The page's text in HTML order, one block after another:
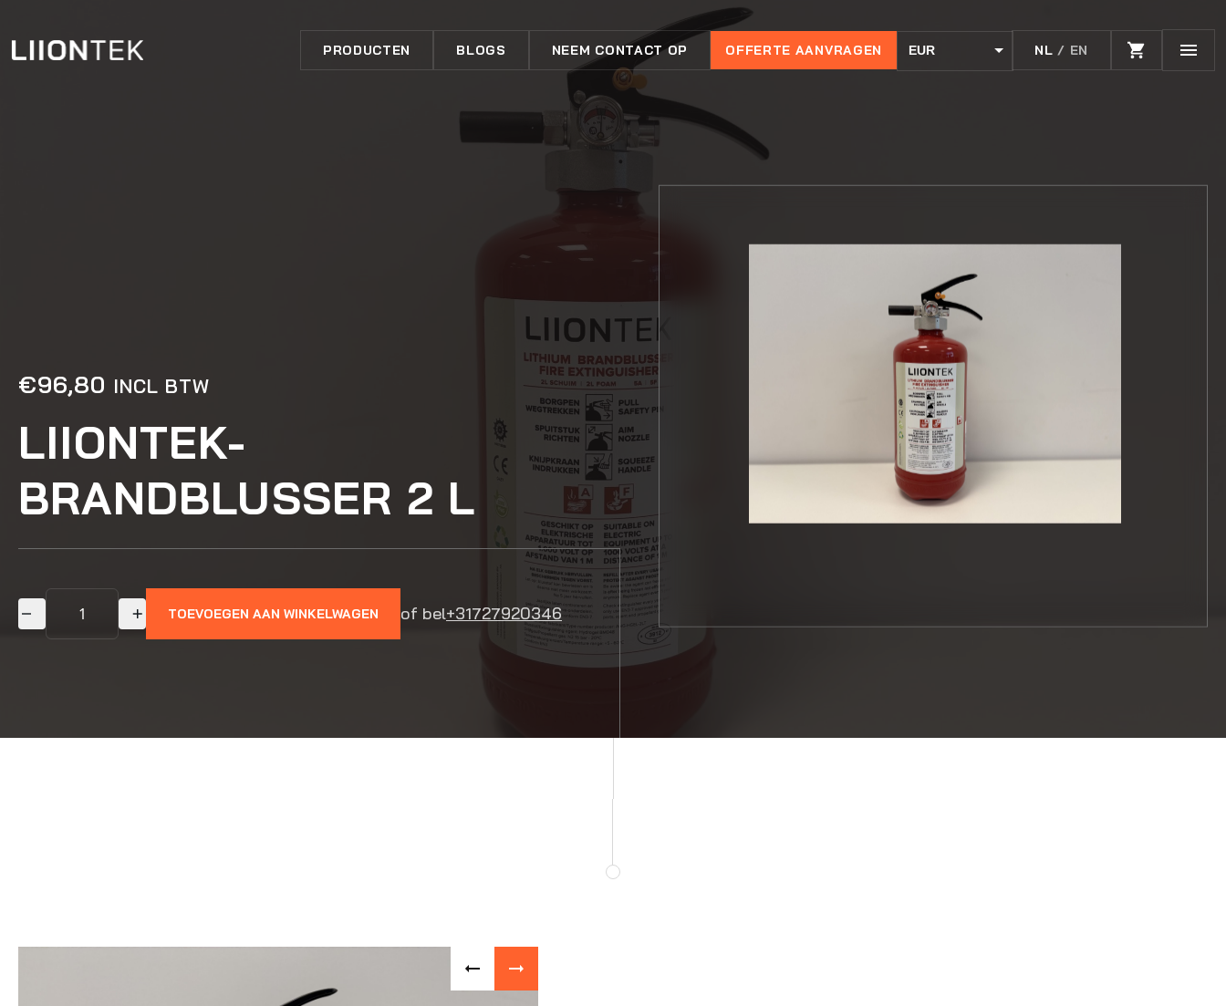
PRODUCTEN BLOGS NEEM CONTACT OP OFFERTE AANVRAGEN EUR NL / EN
€96,80 INCL BTW
LIIONTEK-
BRANDBLUSSER 2 L
TOEVOEGEN AAN WINKELWAGEN of bel+31727920346